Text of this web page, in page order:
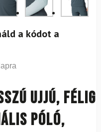
a kódot a
ujjú, félig
póló,